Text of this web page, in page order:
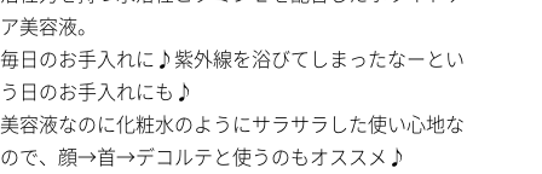
ア美容液。
毎日のお手入れに♪紫外線を浴びてしまったなーとい
う日のお手入れにも♪
美容液なのに化粧水のようにサラサラした使い心地な
ので、顔→首→デコルテと使うのもオススメ♪